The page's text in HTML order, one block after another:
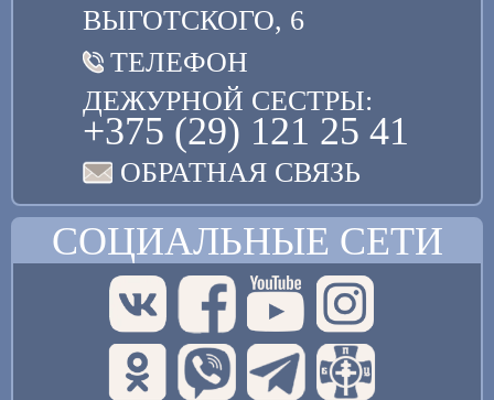
ВЫГОТСКОГО, 6
ТЕЛЕФОН
ДЕЖУРНОЙ СЕСТРЫ:
+375 (29) 121 25 41
ОБРАТНАЯ СВЯЗЬ
СОЦИАЛЬНЫЕ СЕТИ